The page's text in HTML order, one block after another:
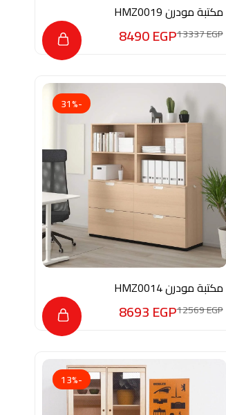
مكتبة مودرن HMZ0019
13337EGP
8490EGP
-31%
مكتبة مودرن HMZ0014
12569EGP
8693EGP
-13%